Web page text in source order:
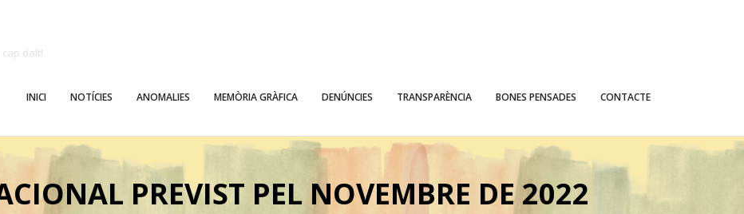
dalt!
INICI NOTÍCIES ANOMALIES MEMÒRIA GRÀFICA DENÚNCIES TRANSPARÈNCIA BONES PENSADES CONTACTE
PREVIST PEL NOVEMBRE DE 2022